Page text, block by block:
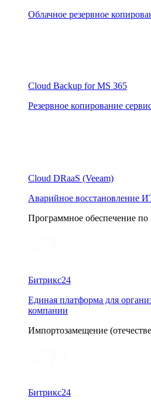
Облачное резервное
Cloud Backup for MS 365
Резервное копирование
Cloud DRaaS (Veeam)
Аварийное восстановление
Программное обеспечение по
Битрикс24
Единая платформа для
компании
Импортозамещение
Битрикс24